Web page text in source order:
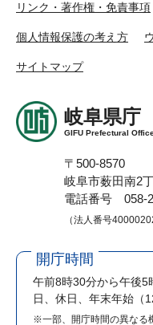
リンク・著作権・免責事項
個人情報保護の考え方
サイトマップ
岐阜県庁
GIFU Prefectural
〒500-8570
岐阜市薮田南2
電話番号 058-
（法人番号
開庁時間
午前8時30分から午後5
日、休日、年末年始（
※一部、開庁時間の異なる